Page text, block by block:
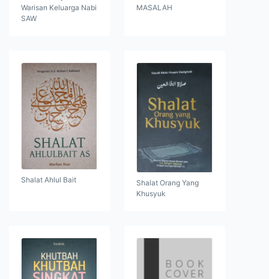
Warisan Keluarga Nabi
SAW
MASALAH
Shalat Ahlul Bait
Shalat Orang Yang
Khusyuk